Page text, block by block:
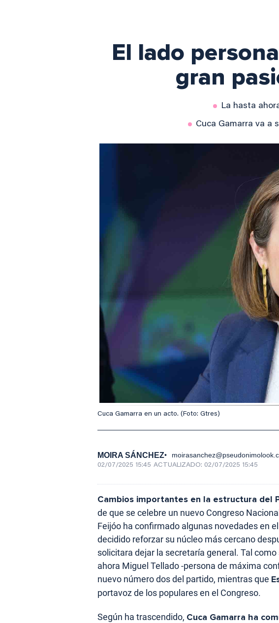
El lado
gran
La hasta
Cuca Gamarra va a
Cuca Gamarra en un acto. (Foto: Gtres)
MOIRA SÁNCHEZ
02/07/2025 15:45 ACTUALIZADO: 02/07/2025 15:45
Cambios importantes en la estructura del
de que se celebre un nuevo Congreso
Feijóo ha confirmado algunas novedades en
decidido reforzar su núcleo más cercano
solicitara dejar la secretaría general. Tal
ahora Miguel Tellado -persona de máxima
nuevo número dos del partido, mientras que
portavoz de los populares en el Congreso.
Según ha trascendido, Cuca Gamarra ha